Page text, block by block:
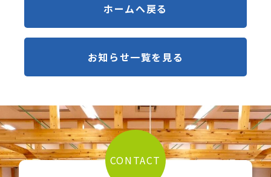
ホームへ戻る
お知らせ一覧を見る
CONTACT